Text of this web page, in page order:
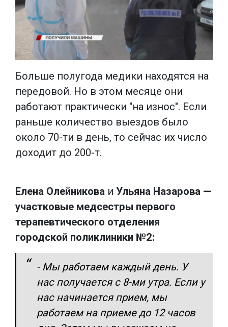
Больше полугода медики находятся на
передовой. Но в этом месяце они
работают практически "на износ". Если
раньше количество выездов было
около 70-ти в день, то сейчас их число
доходит до 200-т.
Елена Олейникова и Ульяна Назарова —
участковые медсестры первого
терапевтического отделения
городской поликлиники №2:
- Мы работаем каждый день. У
нас получается с 8-ми утра. Если у
нас начинается прием, мы
работаем на приеме до 12 часов